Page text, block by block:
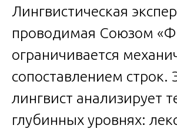
Лингвистическая
проводимая Союзом
ограничивается
сопоставлением строк.
лингвист анализирует
глубинных уровнях: